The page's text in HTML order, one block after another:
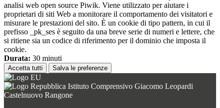
analisi web open source Piwik. Viene utilizzato per aiutare i
proprietari di siti Web a monitorare il comportamento dei visitatori e
misurare le prestazioni del sito. È un cookie di tipo pattern, in cui il
prefisso _pk_ses è seguito da una breve serie di numeri e lettere, che
si ritiene sia un codice di riferimento per il dominio che imposta il
cookie.
Durata: 30 minuti
Accetta tutti Salva le preferenze
Istituto Comprensivo Giacomo Leopardi
Castelnuovo Rangone